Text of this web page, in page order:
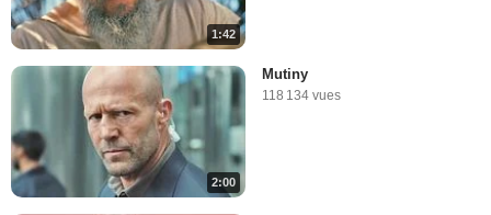
1:42
2:00
Mutiny
118 134 vues